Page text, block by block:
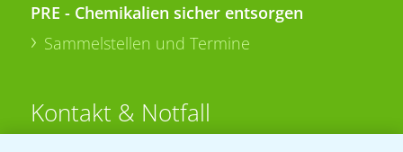
PRE - Chemikalien sicher entsorgen
Sammelstellen und Termine
Kontakt & Notfall